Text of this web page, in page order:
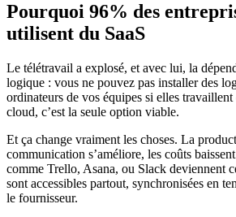
Pourquoi 96% des
utilisent du SaaS
Le télétravail a explosé, et avec lui, la
logique : vous ne pouvez pas installer des
ordinateurs de vos équipes si elles
cloud, c’est la seule option viable.
Et ça change vraiment les choses. La
communication s’améliore, les coûts
comme Trello, Asana, ou Slack deviennent
sont accessibles partout, synchronisées en
le fournisseur.